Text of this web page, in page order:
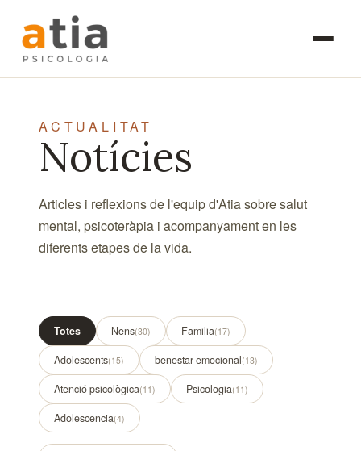
main
Psicoteràpia individual
Teràpia de parella
Atenció a la dona
Atenció a la vellesa
ACTUALITAT
Notícies
Articles i reflexions de l'equip d'Atia sobre salut
mental, psicoteràpia i acompanyament en les
diferents etapes de la vida.
Totes Nens(30) Familia(17)
Adolescents(15) benestar emocional(13)
Atenció psicològica(11) Psicologia(11)
Adolescencia(4)